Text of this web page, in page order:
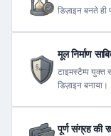
डिज़ाइन बनते ही
मूल निर्माण
टाइमस्टैम्प
डिज़ाइन बनाया।
पूर्ण संग्रह की